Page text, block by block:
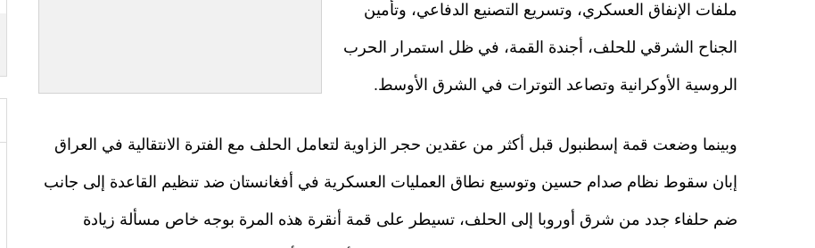
ملفات الإنفاق العسكري، وتسريع التصنيع الدفاعي، وتأمين
الجناح الشرقي للحلف، أجندة القمة، في ظل استمرار الحرب
الروسية الأوكرانية وتصاعد التوترات في الشرق الأوسط.
وبينما وضعت قمة إسطنبول قبل أكثر من عقدين حجر الزاوية لتعامل الحلف مع الفترة الانتقالية في العراق
إبان سقوط نظام صدام حسين وتوسيع نطاق العمليات العسكرية في أفغانستان ضد تنظيم القاعدة إلى جانب
ضم حلفاء جدد من شرق أوروبا إلى الحلف، تسيطر على قمة أنقرة هذه المرة بوجه خاص مسألة زيادة